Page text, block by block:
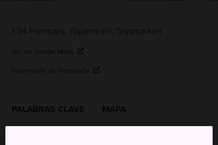
1-34 Honmaru, Toyama-shi, Toyama-ken
Ver en Google Maps
Información de transporte
PALABRAS CLAVE MAPA